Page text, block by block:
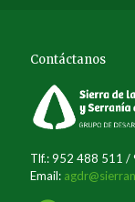
Contáctanos
Tlf.: 952 488 511 /
Email: